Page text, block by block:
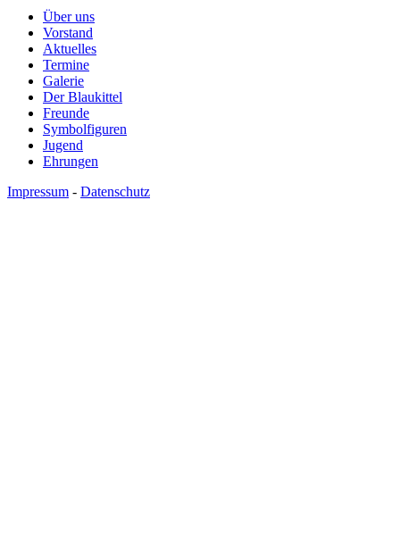
Über uns
Vorstand
Aktuelles
Termine
Galerie
Der Blaukittel
Freunde
Symbolfiguren
Jugend
Ehrungen
Impressum - Datenschutz